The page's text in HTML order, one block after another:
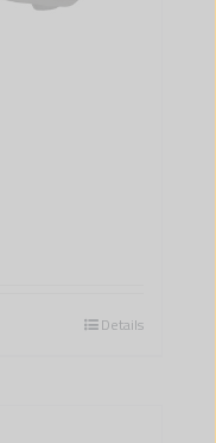
Details